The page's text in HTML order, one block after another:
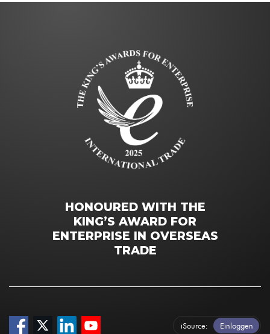
HONOURED WITH THE
KING’S AWARD FOR
ENTERPRISE IN OVERSEAS
TRADE
iSource Einloggen